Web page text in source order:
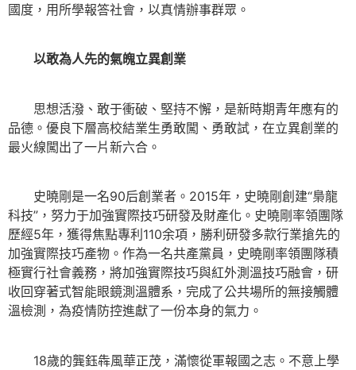
國度，用所學報答社會，以真情辦事群眾。
以敢為人先的氣魄立異創業
思想活潑、敢于衝破、堅持不懈，是新時期青年應有的
品德。優良下層高校結業生勇敢闖、勇敢試，在立異創業的
最火線闖出了一片新六合。
史曉剛是一名90后創業者。2015年，史曉剛創建“梟龍
科技”，努力于加強實際技巧研發及財產化。史曉剛率領團隊
歷經5年，獲得焦點專利110余項，勝利研發多款行業搶先的
加強實際技巧產物。作為一名共產黨員，史曉剛率領團隊積
極實行社會義務，將加強實際技巧與紅外測溫技巧融會，研
收回穿著式智能眼鏡測溫體系，完成了公共場所的無接觸體
溫檢測，為疫情防控進獻了一份本身的氣力。
18歲的龔鈺犇風華正茂，滿懷從軍報國之志。不意上學